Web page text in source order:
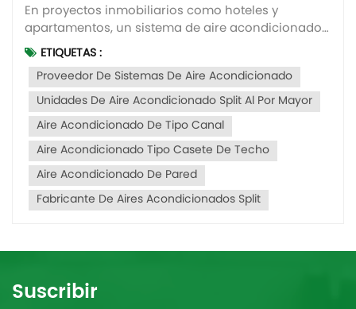
En proyectos inmobiliarios como hoteles y
apartamentos, un sistema de aire acondicionado
No solo influye en la comodidad de los huéspedes,
sino que también afecta al coste de inversión, la
operación y la eficiencia del mantenimiento. Para
los promotores inmobiliarios y los contratistas de
proyectos,...
ETIQUETAS :
Proveedor De Sistemas De Aire Acondicionado
Unidades De Aire Acondicionado Split Al Por Mayor
Aire Acondicionado De Tipo Canal
Aire Acondicionado Tipo Casete De Techo
Aire Acondicionado De Pared
Fabricante De Aires Acondicionados Split
Suscribir